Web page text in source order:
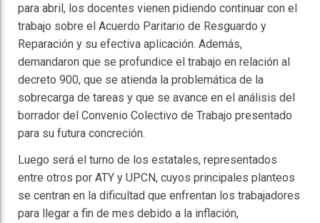
para abril, los docentes vienen pidiendo continuar con el
trabajo sobre el Acuerdo Paritario de Resguardo y
Reparación y su efectiva aplicación. Además,
demandaron que se profundice el trabajo en relación al
decreto 900, que se atienda la problemática de la
sobrecarga de tareas y que se avance en el análisis del
borrador del Convenio Colectivo de Trabajo presentado
para su futura concreción.
Luego será el turno de los estatales, representados
entre otros por ATY y UPCN, cuyos principales planteos
se centran en la dificultad que enfrentan los trabajadores
para llegar a fin de mes debido a la inflación,